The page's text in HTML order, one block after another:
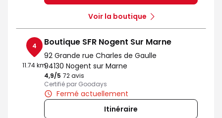
Voir la boutique
4
11.74 km
Boutique SFR Nogent Sur Marne
92 Grande rue Charles de Gaulle
94130 Nogent sur Marne
4,9/5 Note de 4.9 sur 5
72 avis
Certifié par Goodays
Fermé actuellement
Itinéraire